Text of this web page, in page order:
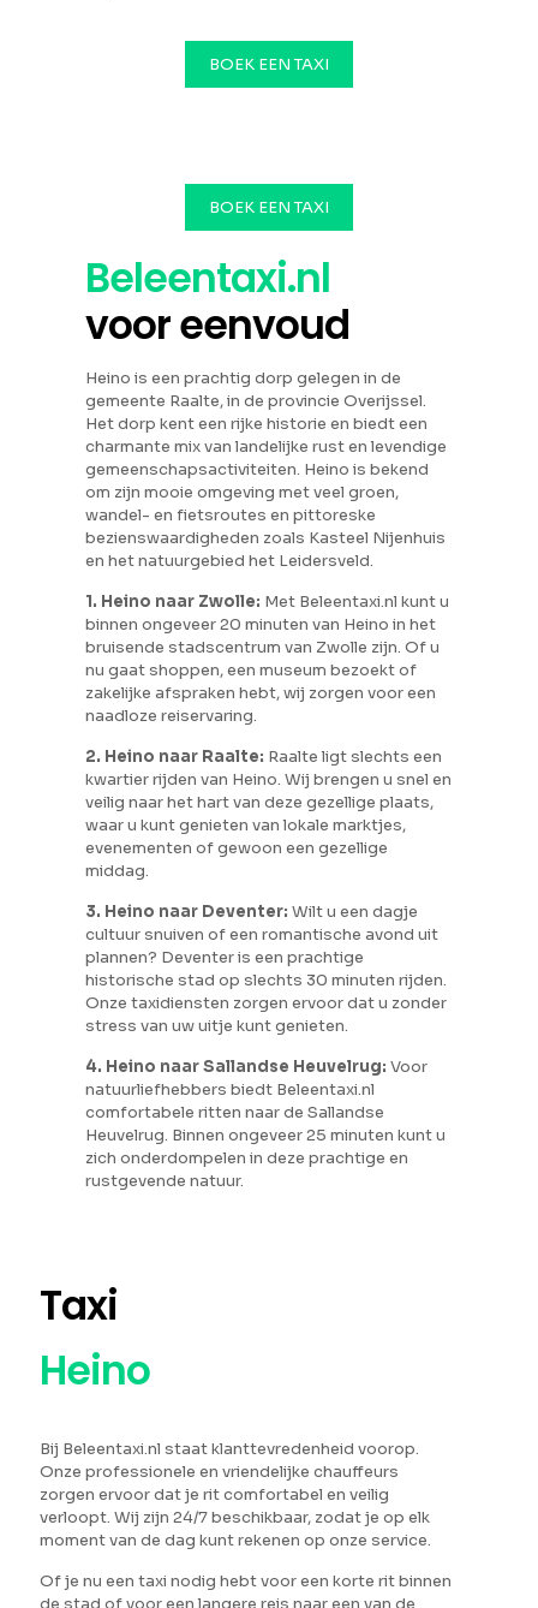
BOEK EEN TAXI
BOEK EEN TAXI
Beleentaxi.nl
voor eenvoud
Heino is een prachtig dorp gelegen in de
gemeente Raalte, in de provincie Overijssel.
Het dorp kent een rijke historie en biedt een
charmante mix van landelijke rust en levendige
gemeenschapsactiviteiten. Heino is bekend
om zijn mooie omgeving met veel groen,
wandel- en fietsroutes en pittoreske
bezienswaardigheden zoals Kasteel Nijenhuis
en het natuurgebied het Leidersveld.
1. Heino naar Zwolle: Met Beleentaxi.nl kunt u
binnen ongeveer 20 minuten van Heino in het
bruisende stadscentrum van Zwolle zijn. Of u
nu gaat shoppen, een museum bezoekt of
zakelijke afspraken hebt, wij zorgen voor een
naadloze reiservaring.
2. Heino naar Raalte: Raalte ligt slechts een
kwartier rijden van Heino. Wij brengen u snel en
veilig naar het hart van deze gezellige plaats,
waar u kunt genieten van lokale marktjes,
evenementen of gewoon een gezellige
middag.
3. Heino naar Deventer:Wilt u een dagje
cultuur snuiven of een romantische avond uit
plannen? Deventer is een prachtige
historische stad op slechts 30 minuten rijden.
Onze taxidiensten zorgen ervoor dat u zonder
stress van uw uitje kunt genieten.
4. Heino naar Sallandse Heuvelrug: Voor
natuurliefhebbers biedt Beleentaxi.nl
comfortabele ritten naar de Sallandse
Heuvelrug. Binnen ongeveer 25 minuten kunt u
zich onderdompelen in deze prachtige en
rustgevende natuur.
Taxi
Heino
Bij Beleentaxi.nl staat klanttevredenheid voorop.
Onze professionele en vriendelijke chauffeurs
zorgen ervoor dat je rit comfortabel en veilig
verloopt. Wij zijn 24/7 beschikbaar, zodat je op elk
moment van de dag kunt rekenen op onze service.
Of je nu een taxi nodig hebt voor een korte rit binnen
de stad of voor een langere reis naar een van de